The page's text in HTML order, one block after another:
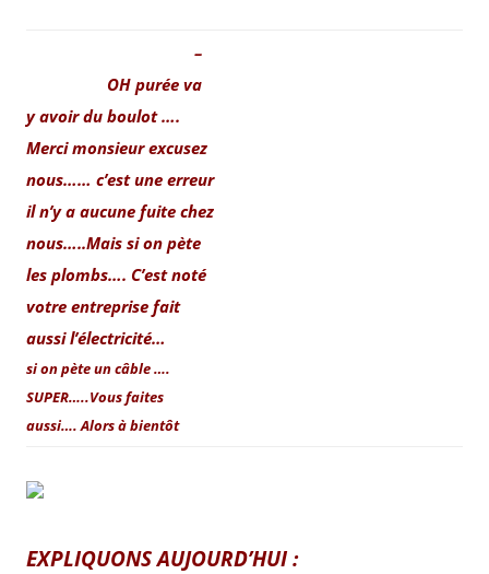
–
OH purée va
y avoir du boulot ….
Merci monsieur excusez
nous…… c’est une erreur
il n’y a aucune fuite chez
nous…..Mais si on pète
les plombs…. C’est noté
votre entreprise fait
aussi l’électricité…
si on pète un câble ….
SUPER…..Vous faites
aussi…. Alors à bientôt
EXPLIQUONS AUJOURD’HUI :